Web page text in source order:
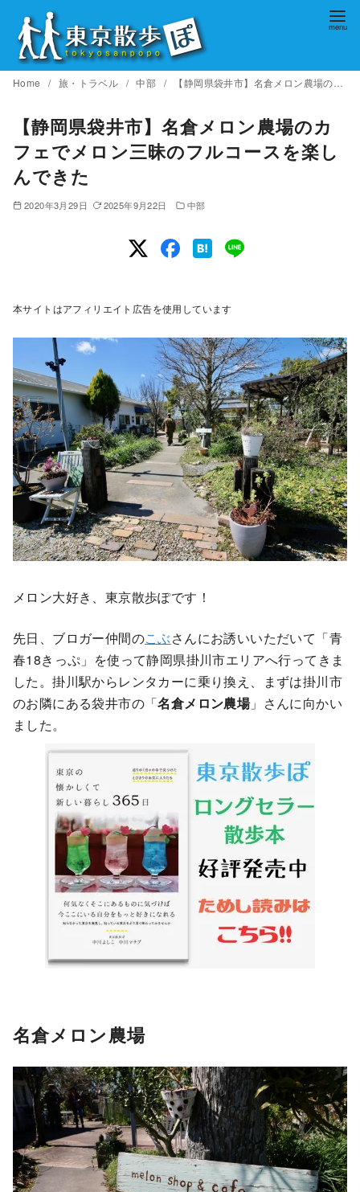
ンHome 旅・トラベル 中部 【静岡県袋井市】名倉メロン農場のカフェでメロン三昧のフルコースを楽しんできた
【静岡県袋井市】名倉メロン農場のカ
フェでメロン三昧のフルコースを楽し
んできた
2020年3月29日 2025年9月22日 中部
本サイトはアフィリエイト広告を使用しています
メロン大好き、東京散歩ぽです！
先日、ブロガー仲間のこぶさんにお誘いいただいて「青
春18きっぷ」を使って静岡県掛川市エリアへ行ってきま
した。掛川駅からレンタカーに乗り換え、まずは掛川市
のお隣にある袋井市の「名倉メロン農場」さんに向かい
ました。
名倉メロン農場